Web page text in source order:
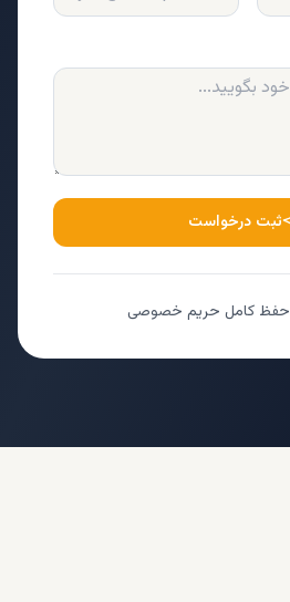
ثبت درخواست
حفظ کامل حریم خصوصی